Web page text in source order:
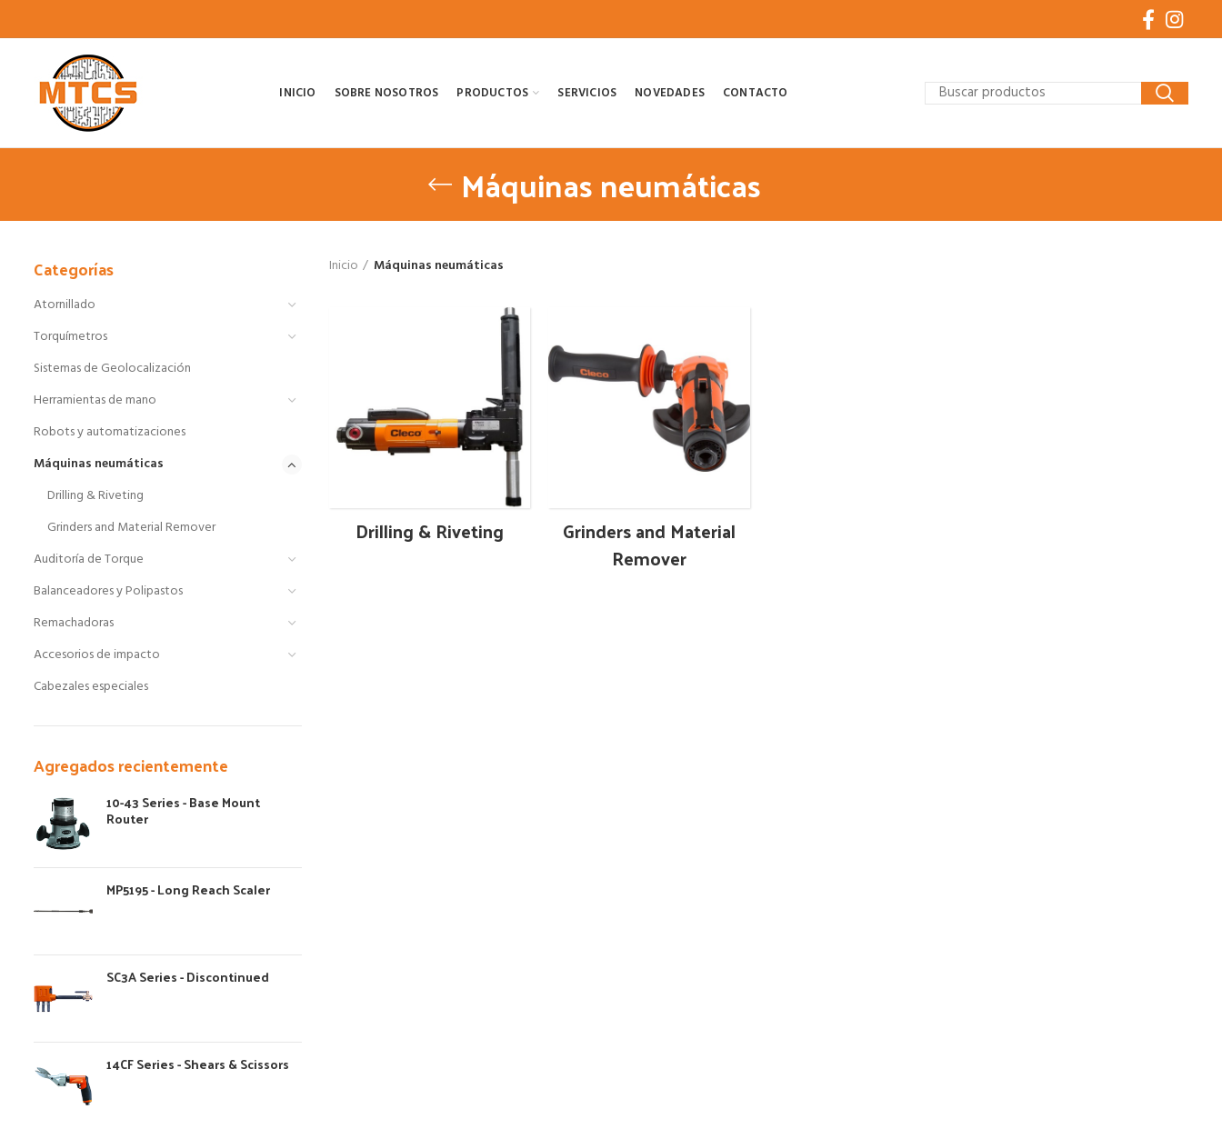
INICIO SOBRE NOSOTROS PRODUCTOS SERVICIOS NOVEDADES CONTACTO
Máquinas neumáticas
Categorías
Atornillado
Torquímetros
Sistemas de Geolocalización
Herramientas de mano
Robots y automatizaciones
Máquinas neumáticas
Drilling & Riveting
Grinders and Material Remover
Auditoría de Torque
Balanceadores y Polipastos
Remachadoras
Accesorios de impacto
Cabezales especiales
Agregados recientemente
10-43 Series - Base Mount
Router
MP5195 - Long Reach Scaler
SC3A Series - Discontinued
14CF Series - Shears & Scissors
Inicio Máquinas neumáticas
Drilling & Riveting
Grinders and Material
Remover